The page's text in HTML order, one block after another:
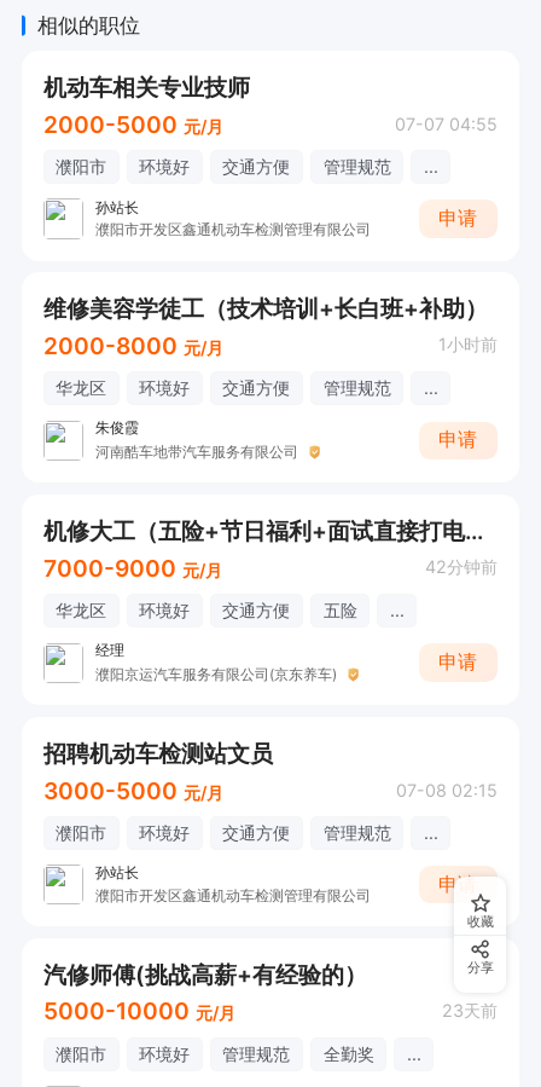
相似的职位
机动车相关专业技师
2000-5000 元/月 07-07 04:55
濮阳市 环境好 交通方便 管理规范 ...
孙站长
濮阳市开发区鑫通机动车检测管理有限公司
申请
维修美容学徒工（技术培训+长白班+补助）
2000-8000 元/月 1小时前
华龙区 环境好 交通方便 管理规范 ...
朱俊霞
河南酷车地带汽车服务有限公司
申请
机修大工（五险+节日福利+面试直接打电话）
7000-9000 元/月 42分钟前
华龙区 环境好 交通方便 五险 ...
经理
濮阳京运汽车服务有限公司(京东养车)
申请
招聘机动车检测站文员
3000-5000 元/月 07-08 02:15
濮阳市 环境好 交通方便 管理规范 ...
孙站长
濮阳市开发区鑫通机动车检测管理有限公司
申请
汽修师傅(挑战高薪+有经验的）
5000-10000 元/月 23天前
濮阳市 环境好 管理规范 全勤奖 ...
收藏
分享